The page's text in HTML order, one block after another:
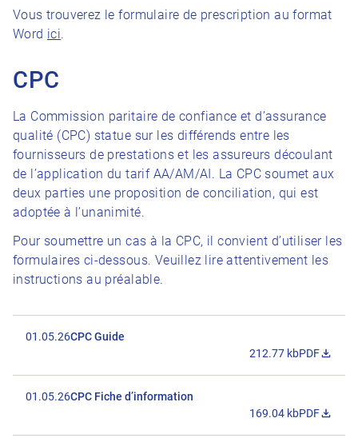
Vous trouverez le formulaire de prescription au format
Word ici.
CPC
La Commission paritaire de confiance et d’assurance
qualité (CPC) statue sur les différends entre les
fournisseurs de prestations et les assureurs découlant
de l’application du tarif AA/AM/AI. La CPC soumet aux
deux parties une proposition de conciliation, qui est
adoptée à l’unanimité.
Pour soumettre un cas à la CPC, il convient d’utiliser les
formulaires ci-dessous. Veuillez lire attentivement les
instructions au préalable.
01.05.26CPC Guide
212.77 kbPDF
01.05.26CPC Fiche d’information
169.04 kbPDF